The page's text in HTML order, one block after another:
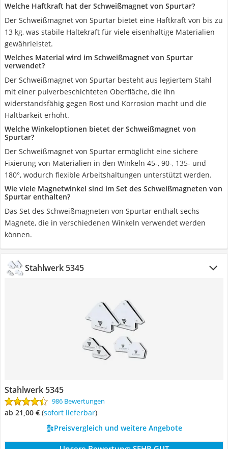
Welche Haftkraft hat der Schweißmagnet von Spurtar?
Der Schweißmagnet von Spurtar bietet eine Haftkraft von bis zu
13 kg, was stabile Haltekraft für viele eisenhaltige Materialien
gewährleistet.
Welches Material wird im Schweißmagnet von Spurtar
verwendet?
Der Schweißmagnet von Spurtar besteht aus legiertem Stahl
mit einer pulverbeschichteten Oberfläche, die ihn
widerstandsfähig gegen Rost und Korrosion macht und die
Haltbarkeit erhöht.
Welche Winkeloptionen bietet der Schweißmagnet von
Spurtar?
Der Schweißmagnet von Spurtar ermöglicht eine sichere
Fixierung von Materialien in den Winkeln 45-, 90-, 135- und
180°, wodurch flexible Arbeitshaltungen unterstützt werden.
Wie viele Magnetwinkel sind im Set des Schweißmagneten von
Spurtar enthalten?
Das Set des Schweißmagneten von Spurtar enthält sechs
Magnete, die in verschiedenen Winkeln verwendet werden
können.
Stahlwerk 5345
Stahlwerk 5345
986 Bewertungen
ab 21,00 € ( Sofort lieferbar)
Preisvergleich und weitere Angebote